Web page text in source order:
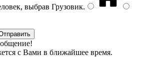
выбрав Грузовик.
с Вами в ближайшее время.